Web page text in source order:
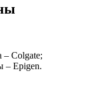
– Colgate;
– Epigen.